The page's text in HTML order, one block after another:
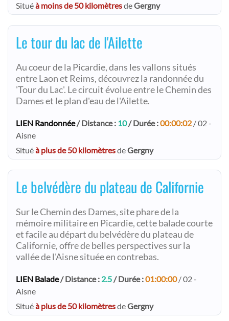
Situéà moins de 50 kilomètresdeGergny
Le tour du lac de l'Ailette
Au coeur de la Picardie, dans les vallons situés
entre Laon et Reims, découvrez la randonnée du
'Tour du Lac'. Le circuit évolue entre le Chemin des
Dames et le plan d'eau de l'Ailette.
LIEN Randonnée/ Distance : 10/ Durée :00:00:02 / 02 -
Aisne
Situéà plus de 50 kilomètresdeGergny
Le belvédère du plateau de Californie
Sur le Chemin des Dames, site phare de la
mémoire militaire en Picardie, cette balade courte
et facile au départ du belvédère du plateau de
Californie, offre de belles perspectives sur la
vallée de l'Aisne située en contrebas.
LIEN Balade/ Distance : 2.5/ Durée :01:00:00/ 02 -
Aisne
Situéà plus de 50 kilomètresdeGergny